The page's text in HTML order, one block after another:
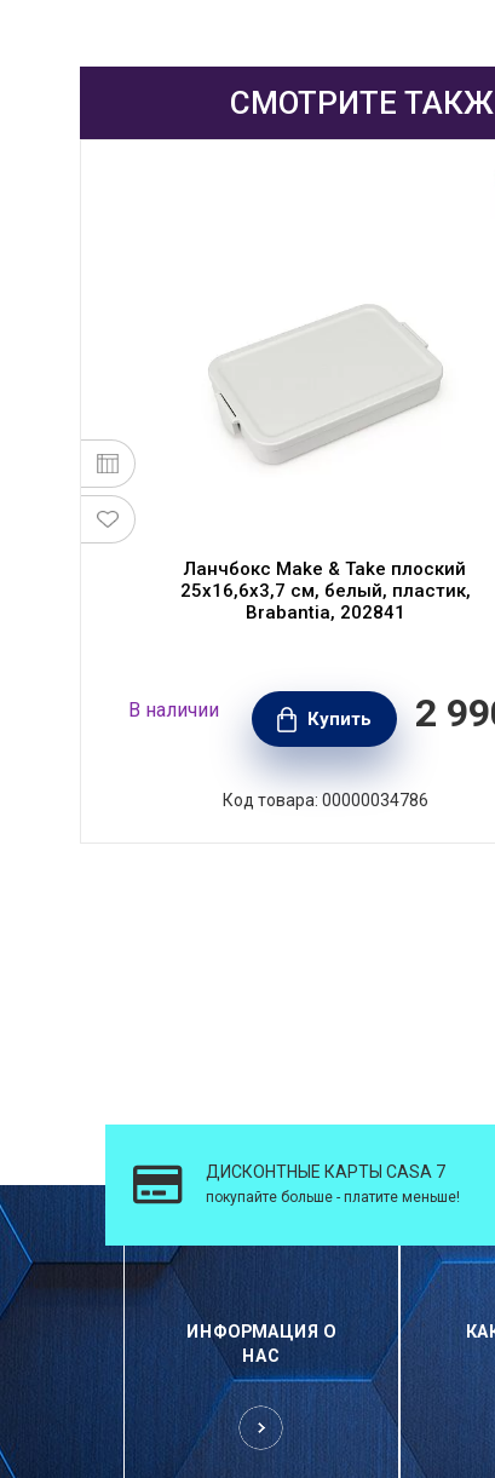
СМОТРИТЕ
Ланчбокс Make & Take плоский
25х16,6х3,7 см, белый, пластик,
Brabantia, 202841
В наличии Купить 2
Код товара: 00000034786
ДИСКОНТНЫЕ КАРТЫ CASA 7
покупайте больше - платите меньше!
ИНФОРМАЦИЯ О
НАС